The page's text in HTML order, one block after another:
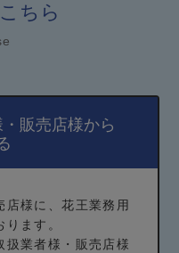
ちら
販売店様から
店様に、花王業務用
ます。
扱業者様・販売店様